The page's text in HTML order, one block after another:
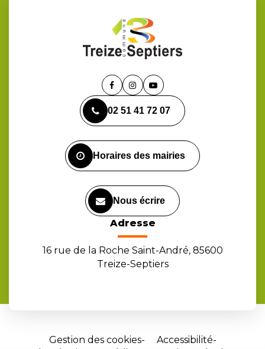
Lien
le
compte
Lien
le
compte
Lien
la
chaîne
02 51 41 72 07
Horaires des mairies
Nous écrire
Adresse
16 rue de la Roche Saint-André, 85600
Treize-Septiers
Gestion des cookies
Accessibilité